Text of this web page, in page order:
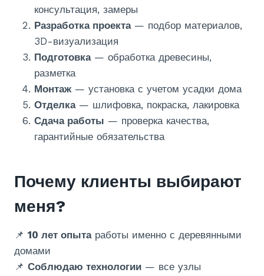
консультация, замеры
Разработка проекта— подбор материалов,
3D-визуализация
Подготовка— обработка древесины,
разметка
Монтаж — установка с учетом усадки дома
Отделка— шлифовка, покраска, лакировка
Сдача работы — проверка качества,
гарантийные обязательства
Почему клиенты выбирают
меня?
📌 10 лет опытаработы именно с деревянными
домами
📌 Соблюдаю технологии — все узлы